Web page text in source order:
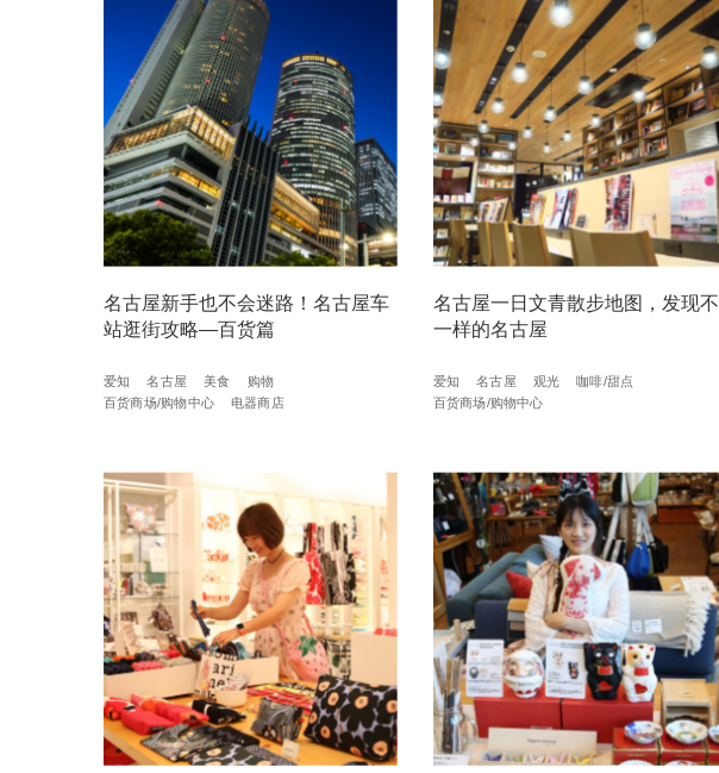
名古屋新手也不会迷路！名古屋车
站逛街攻略—百货篇
爱知 名古屋 美食
购物
百货商场/购物中心
电器商店
名古屋一日文青散步地图，发现不
一样的名古屋
爱知 名古屋 观光
咖啡/甜点
百货商场/购物中心